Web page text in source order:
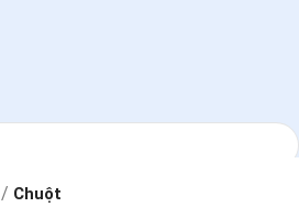
Chuột